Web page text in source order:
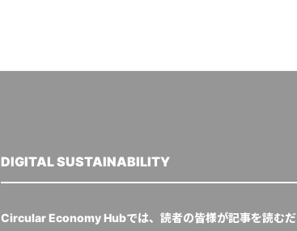
DIGITAL SUSTAINABILITY
Circular Economy Hubでは、読者の皆様が記事を読むだ